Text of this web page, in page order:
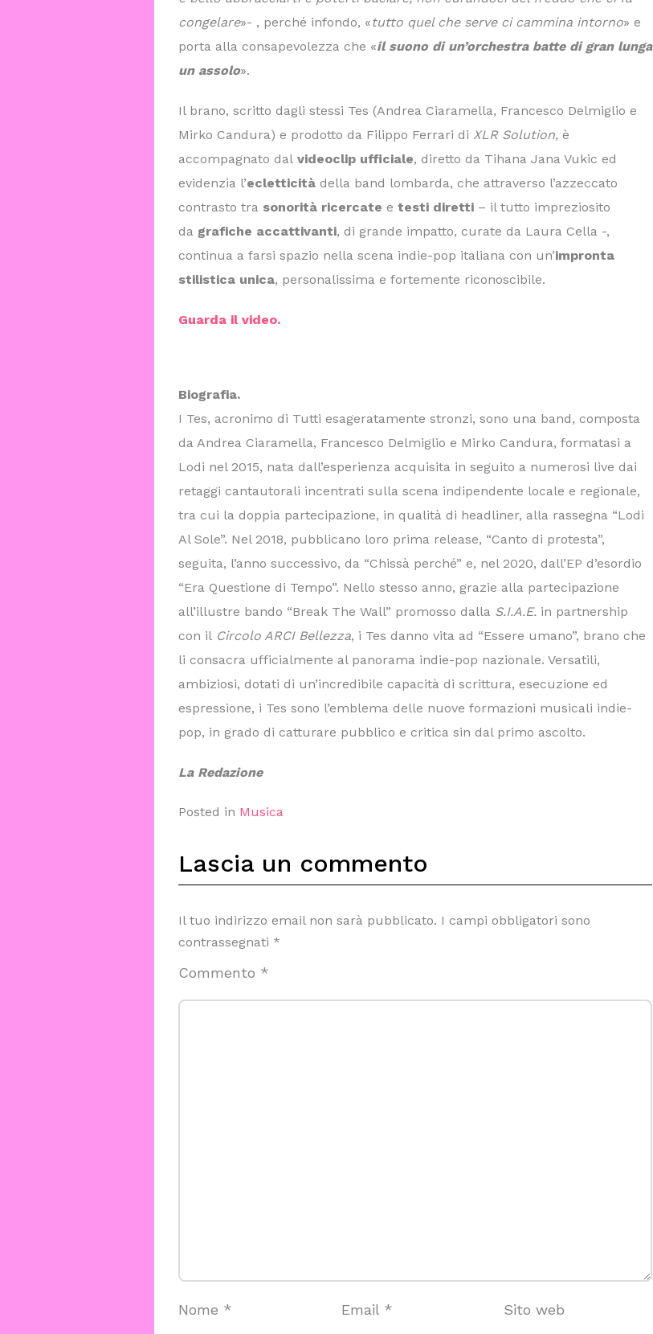
congelare»- , perché infondo, «tutto quel che serve ci cammina intorno» e
porta alla consapevolezza che «il suono di un’orchestra batte di gran lunga
un assolo».
Il brano, scritto dagli stessi Tes (Andrea Ciaramella, Francesco Delmiglio e
Mirko Candura) e prodotto da Filippo Ferrari di XLR Solution, è
accompagnato dal videoclip ufficiale, diretto da Tihana Jana Vukic ed
evidenzia l’ecletticità della band lombarda, che attraverso l’azzeccato
contrasto tra sonorità ricercate e testi diretti – il tutto impreziosito
da grafiche accattivanti, di grande impatto, curate da Laura Cella -,
continua a farsi spazio nella scena indie-pop italiana con un’impronta
stilistica unica, personalissima e fortemente riconoscibile.
Guarda il video.
Biografia.
I Tes, acronimo di Tutti esageratamente stronzi, sono una band, composta
da Andrea Ciaramella, Francesco Delmiglio e Mirko Candura, formatasi a
Lodi nel 2015, nata dall’esperienza acquisita in seguito a numerosi live dai
retaggi cantautorali incentrati sulla scena indipendente locale e regionale,
tra cui la doppia partecipazione, in qualità di headliner, alla rassegna “Lodi
Al Sole”. Nel 2018, pubblicano loro prima release, “Canto di protesta”,
seguita, l’anno successivo, da “Chissà perché” e, nel 2020, dall’EP d’esordio
“Era Questione di Tempo”. Nello stesso anno, grazie alla partecipazione
all’illustre bando “Break The Wall” promosso dalla S.I.A.E. in partnership
con il Circolo ARCI Bellezza, i Tes danno vita ad “Essere umano”, brano che
li consacra ufficialmente al panorama indie-pop nazionale. Versatili,
ambiziosi, dotati di un’incredibile capacità di scrittura, esecuzione ed
espressione, i Tes sono l’emblema delle nuove formazioni musicali indie-
pop, in grado di catturare pubblico e critica sin dal primo ascolto.
La Redazione
Posted in Musica
Lascia un commento
Il tuo indirizzo email non sarà pubblicato. I campi obbligatori sono
contrassegnati *
Commento *
Nome * Email * Sito web